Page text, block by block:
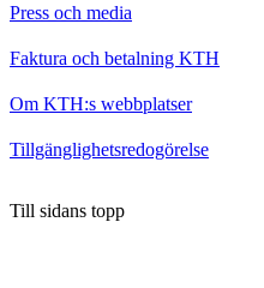
Press och media
Faktura och betalning KTH
Om KTH:s webbplatser
Tillgänglighetsredogörelse
Till sidans topp